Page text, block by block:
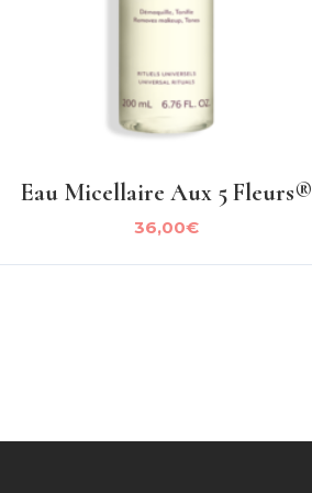
Eau Micellaire Aux 5 Fleurs®
36,00€